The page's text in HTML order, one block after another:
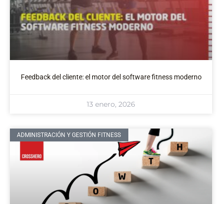
Feedback del cliente: el motor del software fitness moderno
13 enero, 2026
ADMINISTRACIÓN Y GESTIÓN FITNESS